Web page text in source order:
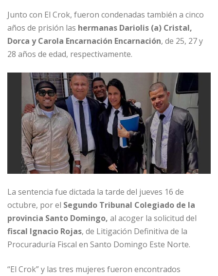
Junto con El Crok, fueron condenadas también a cinco
años de prisión las hermanas Dariolis (a) Cristal,
Dorca y Carola Encarnación Encarnación, de 25, 27 y
28 años de edad, respectivamente.
La sentencia fue dictada la tarde del jueves 16 de
octubre, por el Segundo Tribunal Colegiado de la
provincia Santo Domingo, al acoger la solicitud del
fiscal Ignacio Rojas, de Litigación Definitiva de la
Procuraduría Fiscal en Santo Domingo Este Norte.
“El Crok” y las tres mujeres fueron encontrados